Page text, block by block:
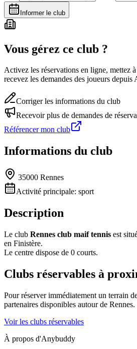
Informer le club
Vous gérez ce club ?
Activez les réservations en ligne, mettez
recevez les demandes des joueurs depuis
Corriger les informations du club
Recevoir plus de demandes de
Référencer mon club
Informations du club
35000 Rennes
Activité principale: sport
Description
Le club Rennes club maif tennis est
en Finistère.
Le centre dispose de 0 courts.
Clubs réservables à
Pour réserver immédiatement un terrain
partenaires disponibles autour de Rennes.
Voir les clubs réservables
À propos d'Anybuddy